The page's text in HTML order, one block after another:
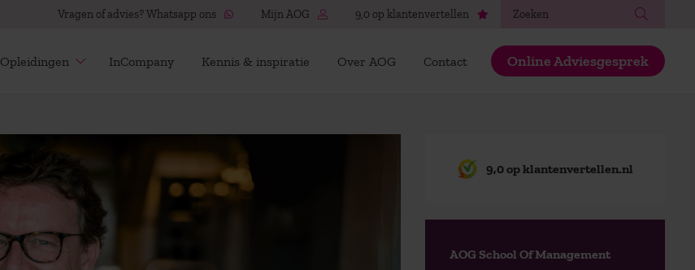
Vragen of advies? Whatsapp ons Mijn AOG 9,0 op klantenvertellen
Opleidingen InCompany Kennis & inspiratie Over AOG Contact Online Adviesgesprek
9,0 op klantenvertellen.nl
AOG School Of Management